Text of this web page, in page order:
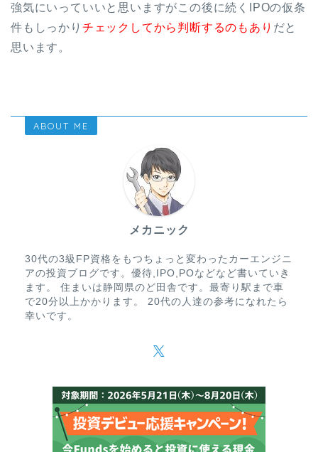
強気にいっていいと思いますがこの後に続くIPOの仮条
件もしっかり チェックしてから判断するのもあり だと
思います。
ABOUT ME
メカニック
30代の3級FP資格をもつちょっと変わったカーエンジニ
アの投資ブログです。優待,IPO,POなどなど書いていき
ます。 住まいは静岡県のど田舎です。最寄り駅まで車
で20分以上かかります。 20代の人達の参考になれたら
幸いです。